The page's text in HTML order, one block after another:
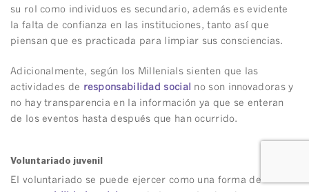
su rol como individuos es secundario, además es evidente
la falta de confianza en las instituciones, tanto así que
piensan que es practicada para limpiar sus consciencias.
Adicionalmente, según los Millenials sienten que las
actividades de
responsabilidad social
no son innovadoras y
no hay transparencia en la información ya que se enteran
de los eventos hasta después que han ocurrido.
Voluntariado juvenil
El voluntariado se puede ejercer como una forma de